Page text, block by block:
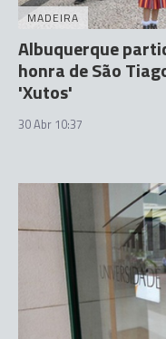
MADEIRA
Albuquerque
honra de São
'Xutos'
30 Abr 10:37